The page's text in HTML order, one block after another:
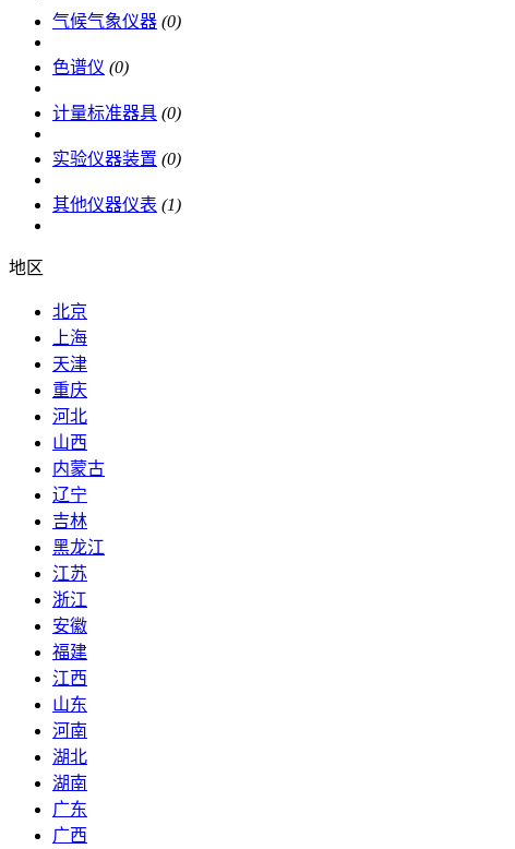
气候气象仪器 (0)
色谱仪 (0)
计量标准器具 (0)
实验仪器装置 (0)
其他仪器仪表 (1)
地区
北京
上海
天津
重庆
河北
山西
内蒙古
辽宁
吉林
黑龙江
江苏
浙江
安徽
福建
江西
山东
河南
湖北
湖南
广东
广西